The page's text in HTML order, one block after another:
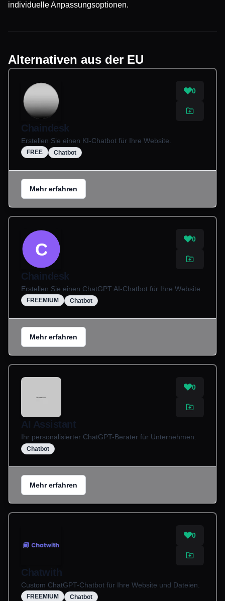
individuelle Anpassungsoptionen.
Alternativen aus der EU
0
Chaindesk
Erstellen Sie einen KI-Chatbot für Ihre Website.
FREE Chatbot
Mehr erfahren
C
0
Chaindesk
Erstellen Sie einen ChatGPT AI-Chatbot für Ihre Website.
FREEMIUM Chatbot
Mehr erfahren
0
AI Assistant
Ihr personalisierter ChatGPT-Berater für Unternehmen.
Chatbot
Mehr erfahren
0
Chatwith
Custom ChatGPT-Chatbot für Ihre Website und Dateien.
FREEMIUM Chatbot